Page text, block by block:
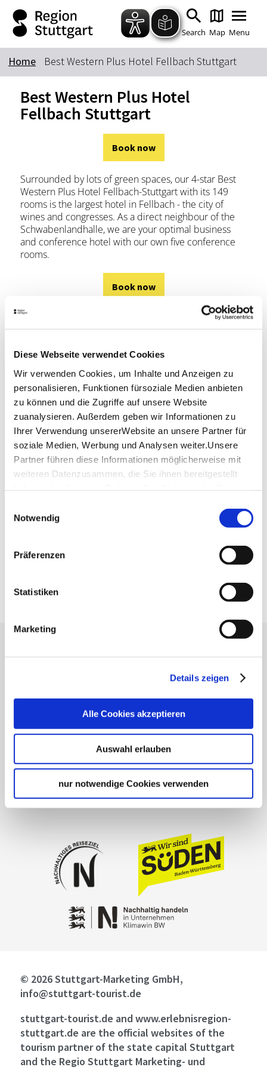
Diese Webseite verwendet Cookies
Wir verwenden Cookies, um Inhalte und Anzeigen zu
personalisieren, Funktionen fürsoziale Medien anbieten
zu können und die Zugriffe auf unsere Website
zuanalysieren. Außerdem geben wir Informationen zu
Ihrer Verwendung unsererWebsite an unsere Partner für
soziale Medien, Werbung und Analysen weiter.Unsere
Partner führen diese Informationen möglicherweise mit
weiteren Datenzusammen, die Sie ihnen bereitgestellt
Impressum
Notwendig
Präferenzen
Statistiken
Marketing
Details zeigen
Alle Cookies akzeptieren
Auswahl erlauben
nur notwendige Cookies verwenden
Zum Hauptinhalt springen
Zur Suche springen
Zur Hauptnavigation
Zum Footer springen
Search Map Menu
Keyword
Home Best Western Plus Hotel Fellbach Stuttgart
Best Western Plus Hotel
Fellbach Stuttgart
Book now
Surrounded by lots of green spaces, our 4-star Best
Western Plus Hotel Fellbach-Stuttgart with its 149
rooms is the largest hotel in Fellbach - the city of
wines and congresses. As a direct neighbour of the
Schwabenlandhalle, we are your optimal business
and conference hotel with our own five conference
rooms.
Book now
General terms and conditions
Cookies
Masthead
© 2026 Stuttgart-Marketing GmbH,
info@stuttgart-tourist.de
stuttgart-tourist.de and www.erlebnisregion-
stuttgart.de are the official websites of the
tourism partner of the state capital Stuttgart
and the Regio Stuttgart Marketing- und